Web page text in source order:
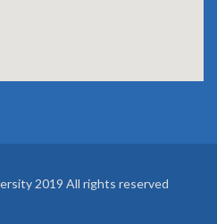
2019 All rights reserved